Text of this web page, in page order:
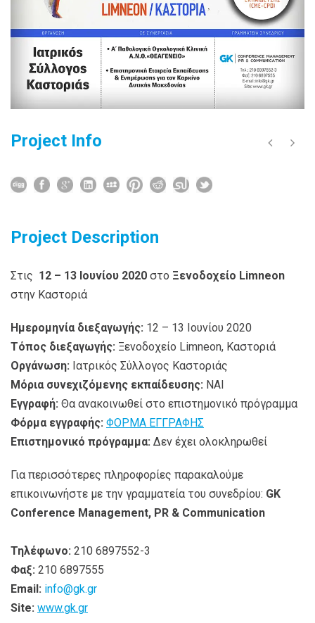
Project Info
Project Description
Στις 12 – 13 Ιουνίου 2020 στο Ξενοδοχείο Limneon
στην Καστοριά
Ημερομηνία διεξαγωγής: 12 – 13 Ιουνίου 2020
Τόπος διεξαγωγής: Ξενοδοχείο Limneon, Καστοριά
Οργάνωση: Ιατρικός Σύλλογος Καστοριάς
Μόρια συνεχιζόμενης εκπαίδευσης: ΝΑΙ
Εγγραφή: Θα ανακοινωθεί στο επιστημονικό πρόγραμμα
Φόρμα εγγραφής: ΦΟΡΜΑ ΕΓΓΡΑΦΗΣ
Επιστημονικό πρόγραμμα: Δεν έχει ολοκληρωθεί
Για περισσότερες πληροφορίες παρακαλούμε
επικοινωνήστε με την γραμματεία του συνεδρίου: GK
Conference Management, PR & Communication
Τηλέφωνο: 210 6897552-3
Φαξ: 210 6897555
Email: info@gk.gr
Site: www.gk.gr